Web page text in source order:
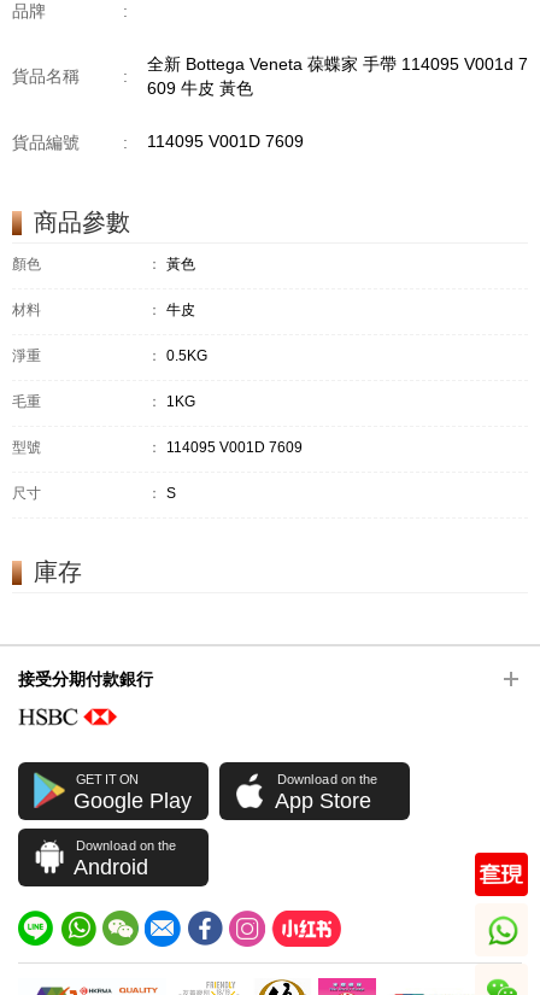
品牌 :
貨品名稱 :
全新 Bottega Veneta 葆蝶家 手帶 114095 V001d 7
609 牛皮 黃色
貨品編號 : 114095 V001D 7609
商品參數
顏色 ： 黃色
材料 ： 牛皮
淨重 ： 0.5KG
毛重 ： 1KG
型號 ： 114095 V001D 7609
尺寸 ： S
庫存
接受分期付款銀行
GET IT ON
Google Play
Download on the
App Store
Download on the
Android
whatsapp